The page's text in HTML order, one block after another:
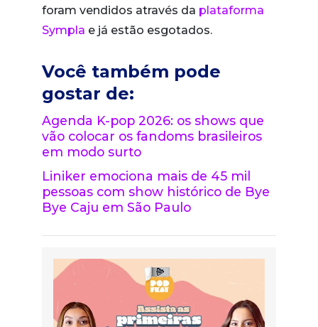
foram vendidos através da plataforma
Sympla e já estão esgotados.
Você também pode
gostar de:
Agenda K-pop 2026: os shows que
vão colocar os fandoms brasileiros
em modo surto
Liniker emociona mais de 45 mil
pessoas com show histórico de Bye
Bye Caju em São Paulo